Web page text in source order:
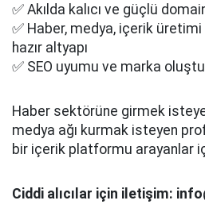
✅ Akılda kalıcı ve güçlü
✅ Haber, medya, içerik üretimi
hazır altyapı
✅ SEO uyumu ve marka
Haber sektörüne girmek
medya ağı kurmak isteyen
bir içerik platformu arayanlar
Ciddi alıcılar için iletişim: